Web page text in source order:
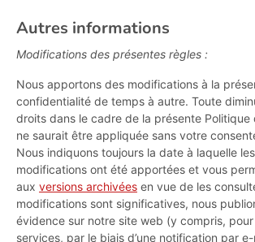
Autres informations
Modifications des présentes règles :
Nous apportons des modifications à la
confidentialité de temps à autre. Toute
droits dans le cadre de la présente
ne saurait être appliquée sans votre
Nous indiquons toujours la date à laquelle
modifications ont été apportées et vous
aux versions archivées en vue de les
modifications sont significatives, nous
évidence sur notre site web (y compris,
services, par le biais d’une notification par e-